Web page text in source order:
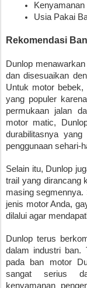
Usia Pakai
Rekomendasi
Dunlop
dan disesuaikan
Untuk motor bebek,
yang populer
permukaan jalan
motor matic,
durabilitasnya
penggunaan sehari-
Selain itu, Dunlop
trail yang dirancang
masing segmennya.
jenis motor Anda,
dilalui agar
Dunlop terus
dalam industri ban.
pada ban motor
sangat serius
kenyamanan